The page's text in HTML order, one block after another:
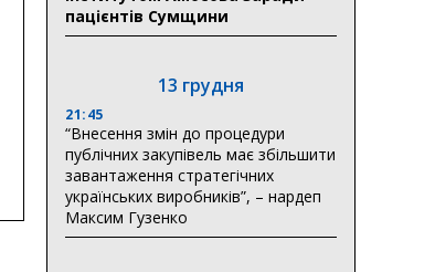
пацієнтів Сумщини
13 грудня
21:45
“Внесення змін до процедури
публічних закупівель має збільшити
завантаження стратегічних
українських виробників”, – нардеп
Максим Гузенко